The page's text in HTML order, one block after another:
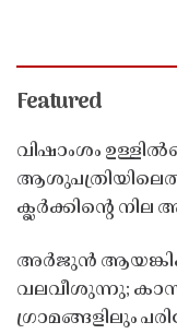
Featured
വിഷാംശം
ക്ലർക്കിൻ്റെ
അർജുൻ
വലവീശുന്നു;
ഗ്രാമങ്ങളിലും